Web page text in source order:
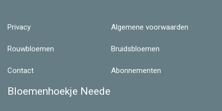
Privacy Algemene voorwaarden
Rouwbloemen Bruidsbloemen
Contact Abonnementen
Bloemenhoekje Neede